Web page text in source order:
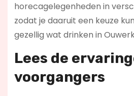
horecagelegenheden in
zodat je daaruit een keuze
gezellig wat drinken in
Lees de
voorgangers